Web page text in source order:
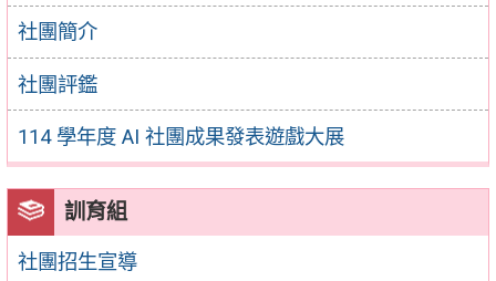
社團簡介
社團評鑑
114 學年度 AI 社團成果發表遊戲大展
訓育組
社團招生宣導